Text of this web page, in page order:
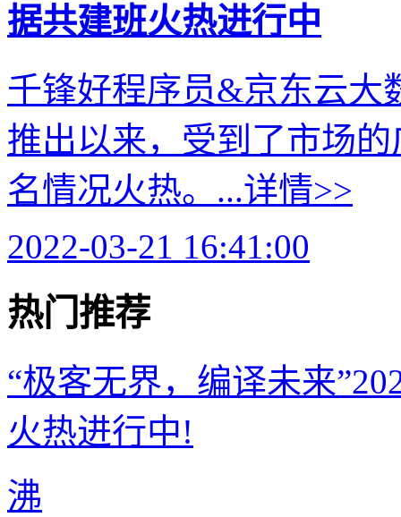
据共建班火热进行中
千锋好程序员&京东云大
推出以来，受到了市场
名情况火热。...详情>>
2022-03-21 16:41:00
热门推荐
“极客无界，编译未来
火热进行中!
沸